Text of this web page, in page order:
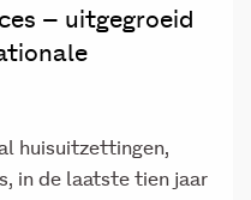
– uitgegroeid
huisuitzettingen,
in de laatste tien jaar